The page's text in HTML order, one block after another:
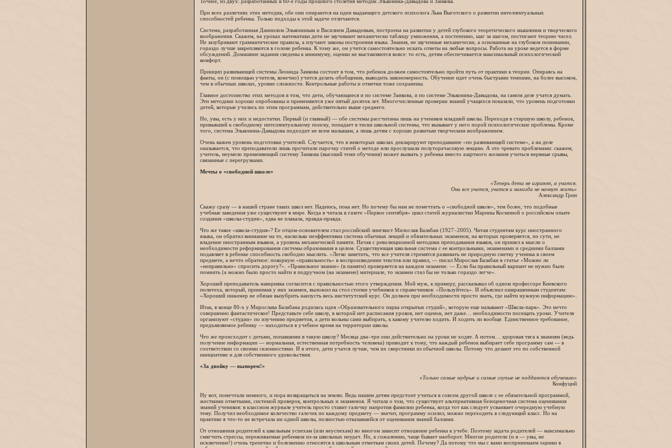
При всех различиях этих методик, обе они опираются на идеи выдающего детского психолога Льва Выготского о развитии интеллектуальных
способностей ребенка. Только подходы к этой задаче отличаются.
Система, разработанная Даниилом Элькониным и Василием Давыдовым, построена на развитии у детей глубокого теоретического мышления и творческого
воображения. Скажем, на уроках математики дети не заучивают механически таблицу умножения, а постепенно, шаг за шагом, постигают теорию чисел.
Не зазубривают грамматические правила, а изучают законы построения языка. Знания, не заученные механически, а основанные на глубоком понимании,
гораздо лучше закрепляются в голове ребенка. К тому же, он учится самостоятельно искать ответы на любые вопросы. Работа на уроке ведется в форме
обсуждений. Домашние задания сведены к минимуму, оценки не выставляются вовсе: то есть, детям обеспечивается максимальный психологический
комфорт.
Принцип развивающей системы Леонида Занкова состоит в том, что ребенок должен самостоятельно пройти путь от практики к теории. Опираясь на
факты, он (с помощью учителя, конечно) учится делать обобщения, выводить закономерность. Обучение идет очень быстрыми темпами, на более высоком,
чем в обычных школах, уровне сложности. Контрольные работы и отметки тоже сохранены.
Главное достоинство этих методов в том, что дети, обучающиеся и по системе Занкова, и по системе Эльконина-Давыдова, на самом деле учатся думать.
Эти методики хорошо опробованы и применяются уже пятый десяток лет. Многочисленные проверки знаний учащихся показали, что уровень подготовки
детей, которые учились по этим программам, действительно выше среднего.
Но, увы, есть у них и недостатки. Первый (и главный) — обе системы рассчитаны лишь на учеников младшей школы. Переходя в старшую школу, ребенок,
привыкший к свободному интеллектуальному поиску, попадает в тиски школьной системы, что вызывает у него порой психологические проблемы. Кроме
того, система Эльконина-Давыдова подходит не всем малышам, а лишь детям с хорошо развитым творческим воображением.
Очень важен уровень подготовки учителей. Случается, что в некоторых школах декларируют преподавание «по развивающей системе», а на деле
оказывается, что преподаватели лишь прочитали парочку статей о методе или прослушали полуторачасовую лекцию. А это чревато проблемами: скажем,
учитель, неумело применяющий систему Занкова (высокий темп обучения) может вызвать у ребенка вместо азартного желания учиться нервные срывы,
связанные с перегрузками.
Мечты о «свободной школе»
«Теперь дети не играют, а учатся.
Они все учатся, учатся и никогда не начнут жить»
Александр Грин
Скажу сразу — в нашей стране таких школ нет. Надеюсь, пока нет. Но почему бы нам не помечтать о «свободной школе», тем более, что подобные
учебные заведения уже существуют в мире. Когда я читала в газете «Первое сентября» цикл статей журналистки Марины Косминой о российском опыте
создания «школы-студии», едва не плакала, правда-правда.
Что же такое «школа-студия»? Ее отцом-основателем стал российский лингвист Милослав Балабан (1927–2005). Читая студентам курс иностранного
языка, он обратил внимание на то, насколько неэффективна система обычных лекций и обязательных экзаменов, на которых проверяется, по сути, не
владение иностранным языком, а уровень механической памяти. Начав с революционной методики преподавания языков, он пришел к мысли о
необходимости реформирования системы образования в целом. Существующая школьная система с ее контрольными, экзаменами и средними баллами
подавляет в ребенке способность свободно мыслить. «Легко заметить, что все учителя стремятся развивать не природную сметку ученика в своем
предмете, а нечто обратное: покорную «правильность» в воспроизведении текстов или правил, — писал Мирослав Балабан в статье «Можно ли
«неправильно» спросить дорогу?». «Правильное знание» (в памяти) проверяется на каждом экзамене. — Если бы правильный вариант не нужно было
помнить (а можно было просто найти в подручном (на экзамене) материале, то экзамен стал бы не только гораздо легче».
Хороший преподаватель наверняка согласится с правильностью этого утверждения. Мой муж, к примеру, рассказывал об одном профессоре Киевского
политеха, который, принимая у них экзамен, выложил на стол стопки учебников и справочников: «Пользуйтесь». И объяснил ошарашенным студентам:
«Хороший инженер не обязан вызубрить наизусть весь институтский курс. Он должен при необходимости просто знать, где найти нужную информацию».
Итак, в конце 80-х у Мирослава Балабана родилась идея «Образовательного парка открытых студий», которую еще называют «Школа-парк». Это нечто
совершенно фантастическое! Представьте себе школу, в которой нет расписания уроков, нет оценок, нет даже… необходимости посещать уроки. Учителя
организуют «студии» по изучению предметов, а дети вольны сами выбирать, к какому учителю ходить. И ходить ли вообще. Единственное требование,
предъявляемое ребенку — находиться в учебное время на территории школы.
Что же происходит с детьми, попавшими в такую школу? Месяца два–три они действительно на уроки не ходят. А потом… здоровая тяга к знаниям (ведь
получение информации — нормальная, естественная потребность человека) приводит к тому, что каждый ребенок выбирает себе программу сам — в
соответствии со своими склонностями. И в итоге, дети учатся лучше, чем их сверстники из обычной школы. Потому что делают это по собственной
инициативе и для собственного удовольствия.
«За двойку — выпорем!»
«Только самые мудрые и самые глупые не поддаются обучению»
Конфуций
Ну вот, помечтали немного, и пора возвращаться на землю. Ведь нашим детям предстоит учиться в совсем другой школе с ее обязательной программой,
жесткими отметками, системой проверок, контрольных и экзаменов. Я читала о том, что существует альтернативная безоценочная система оценивания
знаний учеников: в классном журнале учитель просто ставит галочку напротив фамилии ребенка, когда тот как следует усваивает очередную учебную
тему. Получил необходимое количество галочек по каждому предмету — значит, программу осилил, можно переходить в следующий класс. Но на
практике я что-то не встречала ни одной школы, полностью отказавшейся от оценивания знаний баллами.
От отношения родителей к школьным успехам (или неуспехам) во многом зависит отношение ребенка к учебе. Поэтому задача родителей — максимально
смягчить стрессы, переживаемые ребенком из-за школьных неудач. Но, к сожалению, чаще бывает наоборот. Многие родители (и я — увы, не
исключение!) очень трепетно и болезненно относятся к школьным отметкам своих детей. Почему? Да потому что мы с вами воспринимаем оценки в